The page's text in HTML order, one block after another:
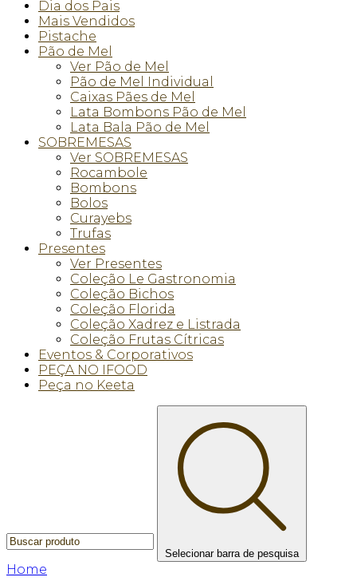
Dia dos Pais
Mais Vendidos
Pistache
Pão de Mel
Ver Pão de Mel
Pão de Mel Individual
Caixas Pães de Mel
Lata Bombons Pão de Mel
Lata Bala Pão de Mel
SOBREMESAS
Ver SOBREMESAS
Rocambole
Bombons
Bolos
Curayebs
Trufas
Presentes
Ver Presentes
Coleção Le Gastronomia
Coleção Bichos
Coleção Florida
Coleção Xadrez e Listrada
Coleção Frutas Cítricas
Eventos & Corporativos
PEÇA NO IFOOD
Peça no Keeta
Selecionar barra de pesquisa
Home